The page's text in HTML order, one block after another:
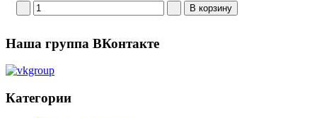
Наша группа ВКонтакте
Категории